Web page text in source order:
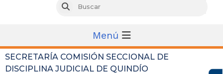
Buscar
Menú
SECRETARÍA COMISIÓN SECCIONAL DE
DISCIPLINA JUDICIAL DE QUINDÍO